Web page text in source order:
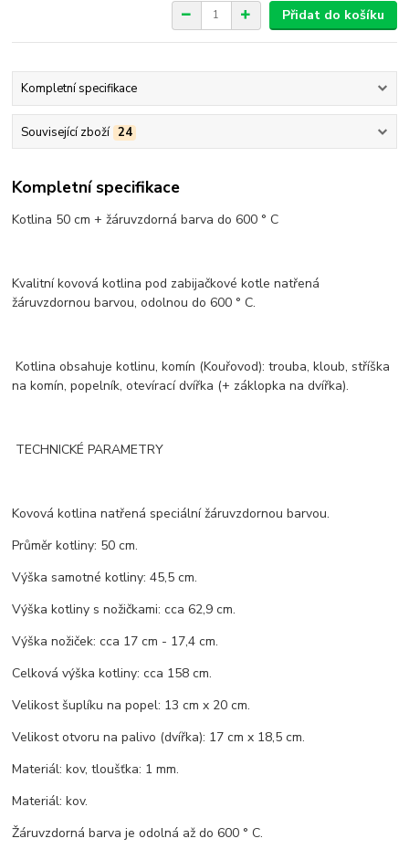
Přidat do košíku
Kompletní specifikace
Související zboží 24
Kompletní specifikace
Kotlina 50 cm + žáruvzdorná barva do 600 ° C
Kvalitní kovová kotlina pod zabijačkové kotle natřená
žáruvzdornou barvou, odolnou do 600 ° C.
Kotlina obsahuje kotlinu, komín (Kouřovod): trouba, kloub, stříška
na komín, popelník, otevírací dvířka (+ záklopka na dvířka).
TECHNICKÉ PARAMETRY
Kovová kotlina natřená speciální žáruvzdornou barvou.
Průměr kotliny: 50 cm.
Výška samotné kotliny: 45,5 cm.
Výška kotliny s nožičkami: cca 62,9 cm.
Výška nožiček: cca 17 cm - 17,4 cm.
Celková výška kotliny: cca 158 cm.
Velikost šuplíku na popel: 13 cm x 20 cm.
Velikost otvoru na palivo (dvířka): 17 cm x 18,5 cm.
Materiál: kov, tloušťka: 1 mm.
Materiál: kov.
Žáruvzdorná barva je odolná až do 600 ° C.